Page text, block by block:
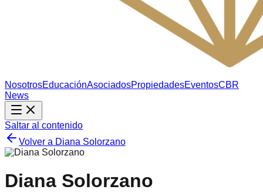
NosotrosEducaciónAsociadosPropiedadesEventosCBR
News
Saltar al contenido
Volver a Diana Solorzano
Diana Solorzano